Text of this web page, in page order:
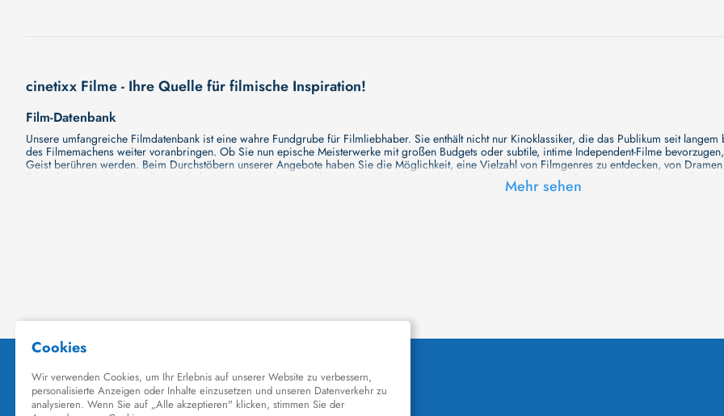
cinetixx Filme - Ihre Quelle für filmische Inspiration!
Film-Datenbank
Unsere umfangreiche Filmdatenbank ist eine wahre Fundgrube für Filmliebhaber. Sie enthält nicht nur Kinoklassiker, die das Publikum seit
des Filmemachens weiter voranbringen. Ob Sie nun epische Meisterwerke mit großen Budgets oder subtile, intime Independent-Filme
Geist berühren werden. Beim Durchstöbern unserer Angebote haben Sie die Möglichkeit, eine Vielzahl von Filmgenres zu entdecken, von
Erkundung verschiedener Regiestile kommt nicht zu kurz, von klassischen Erzählungen bis hin zu Experimenten mit Form und Inhalt. Wir wollen,
Hollywood-Hits findet. Natürlich gibt es auch diese, aber darüber hinaus bemühen wir uns, Meisterwerke des unabhängigen Kinos zu zeigen,
hinzufügen. Mit uns können Sie Ihr Wissen über Ihre Lieblingskünstler und ihr filmisches Schaffen vertiefen, was das Ansehen von Filmen zu
Datenbank mit Schauspielern zu erkunden und ihre außergewöhnlichen Werke zu entdecken!
Kino-Datenbank
Planen Sie bald einen Kinobesuch? Ob Sie nun Lust auf eine große Premiere in einem hochmodernen Kinosaal haben oder die Atmosphäre
Kinodatenbank finden Sie alle Informationen, die Sie brauchen. Wir von cinetixx Filme laden Sie ein, sich über das Programm der
Mehr sehen